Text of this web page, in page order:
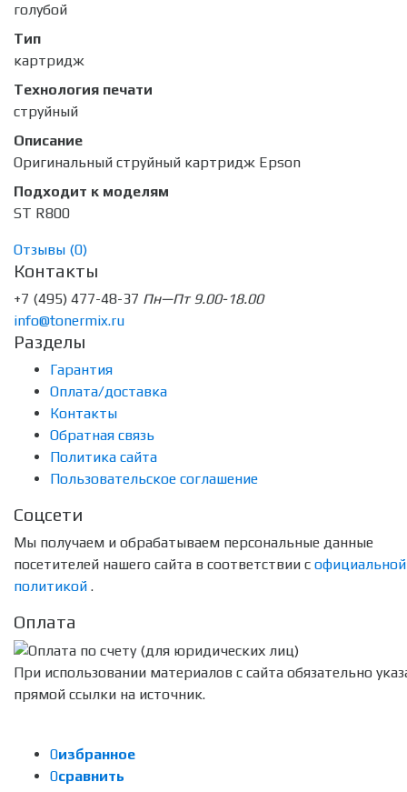
голубой
Тип
картридж
Технология печати
струйный
Описание
Оригинальный струйный картридж Epson
Подходит к моделям
ST R800
Отзывы (0)
Контакты
+7 (495) 477-48-37 Пн—Пт 9.00-18.00
info@tonermix.ru
Разделы
Гарантия
Оплата/доставка
Контакты
Обратная связь
Политика сайта
Пользовательское соглашение
Соцсети
Мы получаем и обрабатываем персональные данные
посетителей нашего сайта в соответствии с официальной
политикой .
Оплата
При использовании материалов с сайта обязательно
прямой ссылки на источник.
0избранное
0сравнить